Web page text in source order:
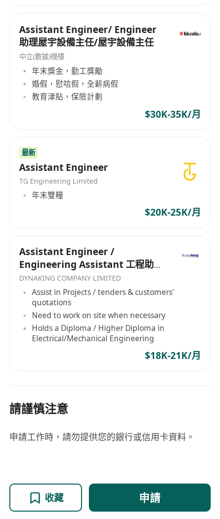
Assistant Engineer/ Engineer
助理屋宇設備主任/屋宇設備主任
中立(數據)機樓
年末獎金，勤工獎勵
婚假，慰唁假，全薪病假
教育津貼，保險計劃
$30K-35K/月
最新
Assistant Engineer
TG Engineering Limited
年末雙糧
$20K-25K/月
Assistant Engineer /
Engineering Assistant 工程助理
（毫氣/電機）
DYNAKING COMPANY LIMITED
Assist in Projects / tenders & customers'
quotations
Need to work on site when necessary
Holds a Diploma / Higher Diploma in
Electrical/Mechanical Engineering
$18K-21K/月
請謹慎注意
申請工作時，請勿提供您的銀行或信用卡資料。
收藏 申請